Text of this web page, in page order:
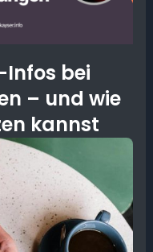
bei
– und wie
kannst